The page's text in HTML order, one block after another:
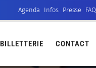
Agenda Infos Presse FAQ
BILLETTERIE CONTACT